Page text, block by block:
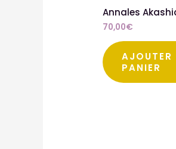
Annales
70,00€
AJOUTER
PANIER